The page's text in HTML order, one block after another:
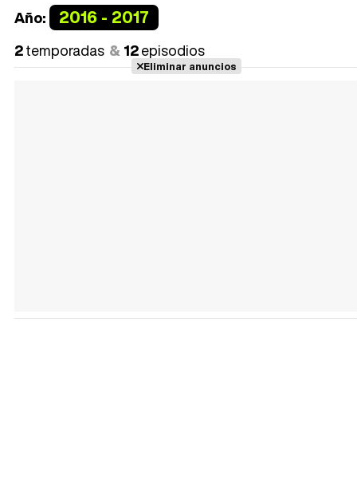
Año: 2016 - 2017
2temporadas 12episodios
Eliminar anuncios